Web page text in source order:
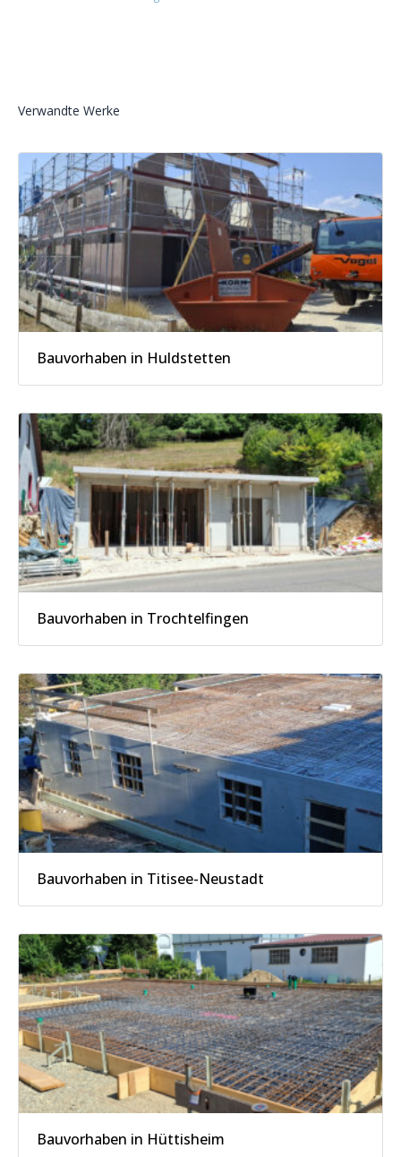
Verwandte Werke
Bauvorhaben in Huldstetten
Bauvorhaben in Trochtelfingen
Bauvorhaben in Titisee-Neustadt
Bauvorhaben in Hüttisheim